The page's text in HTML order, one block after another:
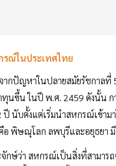
รณ์ในประเทศไทย
กปัญหาในปลายสมัยรัชกาลที่
นขึ้น ในปี พ.ศ. 2459 ดังนั้น ก
ปี นับตั้งแต่เริ่มนำสหกรณ์เข้า
อ พิษณุโลก ลพบุรีและอยุธยา
กษ์ว่า สหกรณ์เป็นสิ่งที่สามา